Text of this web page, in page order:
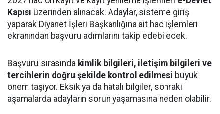
Kapısı üzerinden alınacak. Adaylar, sisteme giriş
yaparak Diyanet İşleri Başkanlığına ait hac işlemleri
ekranından başvuru adımlarını takip edebilecek.
Başvuru sırasında kimlik bilgileri, iletişim bilgileri ve
tercihlerin doğru şekilde kontrol edilmesi büyük
önem taşıyor. Eksik ya da hatalı bilgiler, sonraki
aşamalarda adayların sorun yaşamasına neden olabilir.